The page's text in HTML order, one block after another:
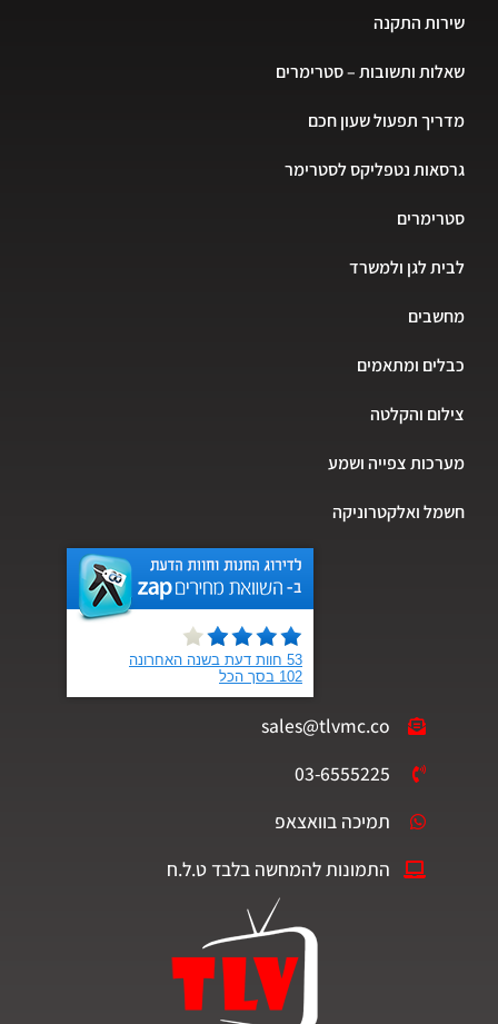
התקנה
ותשובות – סטרימרים
תפעול שעון חכם
נטפליקס לסטרימר
לגן ולמשרד
ומתאמים
והקלטה
צפייה ושמע
ואלקטרוניקה
sales@tlvmc.co
03-6555225
תמיכה בוואצאפ
התמונות להמחשה בלבד ט.ל.ח